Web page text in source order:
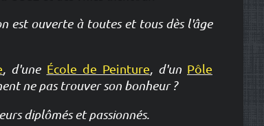
est ouverte à toutes et tous dès l'âge
, d'une École de Peinture, d'un Pôle
ne pas trouver son bonheur ?
diplômés et passionnés.